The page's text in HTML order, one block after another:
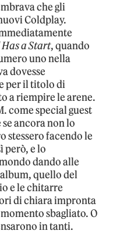
che gli
Coldplay.
a Start, quando
uno nella
dovesse
per il titolo di
a riempire le arene.
come special guest
ancora non lo
stessero facendo le
però, e lo
dando alle
quello del
e le chitarre
di chiara impronta
sbagliato. O
in tanti.